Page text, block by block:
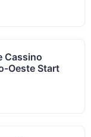
Cassino
Oeste Start